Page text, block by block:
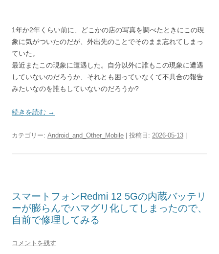
1年か2年くらい前に、どこかの店の写真を調べたときにこの現
象に気がついたのだが、外出先のことでそのまま忘れてしまっ
ていた。
最近またこの現象に遭遇した。自分以外に誰もこの現象に遭遇
していないのだろうか、それとも困っていなくて不具合の報告
みたいなのを誰もしていないのだろうか?
続きを読む →
カテゴリー: Android_and_Other_Mobile | 投稿日: 2026-05-13
スマートフォンRedmi 12 5Gの内蔵バッテリ
ーが膨らんでハマグリ化してしまったので、
自前で修理してみる
コメントを残す